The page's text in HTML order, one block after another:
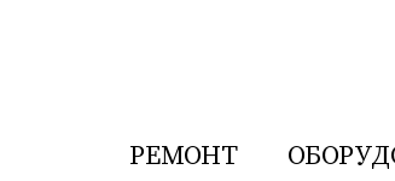
РЕМОНТ